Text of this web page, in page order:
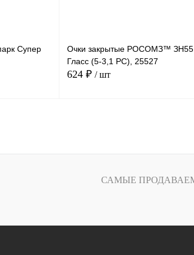
Супер
Сравнение
Очки закрытые РОСОМЗ™ ЗН55
Гласс (5-3,1 PC), 25527
624 ₽ / шт
Купить в
В избранное
САМЫЕ